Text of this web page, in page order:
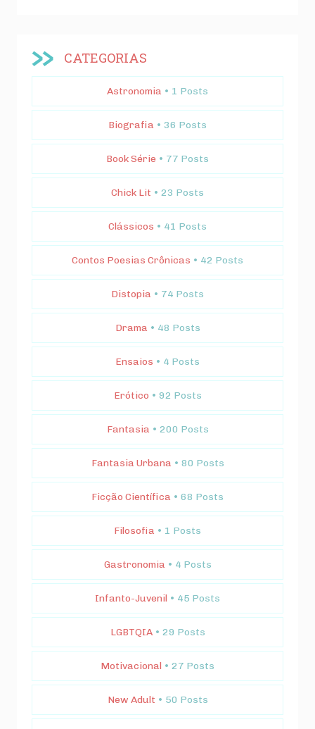
CATEGORIAS
Astronomia • 1 Posts
Biografia • 36 Posts
Book Série • 77 Posts
Chick Lit • 23 Posts
Clássicos • 41 Posts
Contos Poesias Crônicas • 42 Posts
Distopia • 74 Posts
Drama • 48 Posts
Ensaios • 4 Posts
Erótico • 92 Posts
Fantasia • 200 Posts
Fantasia Urbana • 80 Posts
Ficção Científica • 68 Posts
Filosofia • 1 Posts
Gastronomia • 4 Posts
Infanto-Juvenil • 45 Posts
LGBTQIA • 29 Posts
Motivacional • 27 Posts
New Adult • 50 Posts